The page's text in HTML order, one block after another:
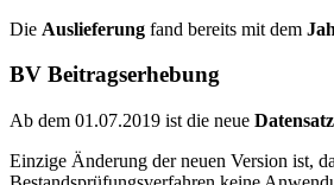
Die Auslieferung fand bereits mit dem
BV Beitragserhebung
Ab dem 01.07.2019 ist die neue
Einzige Änderung der neuen Version ist,